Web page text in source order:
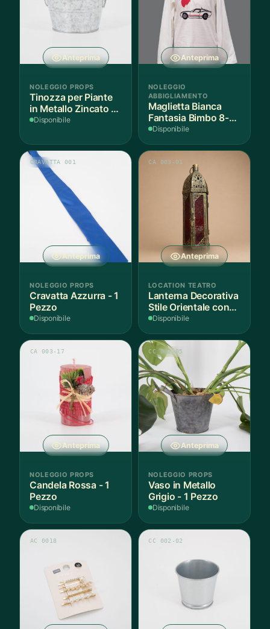
Anteprima
NOLEGGIO PROPS
Tinozza per Piante
in Metallo Zincato -
3 Pezzi
Disponibile
Anteprima
NOLEGGIO
ABBIGLIAMENTO
Maglietta Bianca
Fantasia Bimbo 8-9
Anni Cotone - 1
Disponibile
Anteprima
CRAVATTA 001
NOLEGGIO PROPS
Cravatta Azzurra - 1
Pezzo
Disponibile
Anteprima
CA 003-01
LOCATION TEATRO
Lanterna Decorativa
Stile Orientale con
Vetri Rossi
Disponibile
Anteprima
CA 003-17
NOLEGGIO PROPS
Candela Rossa - 1
Pezzo
Disponibile
Anteprima
CC 002-05
NOLEGGIO PROPS
Vaso in Metallo
Grigio - 1 Pezzo
Disponibile
AC 0018 CC 002-02